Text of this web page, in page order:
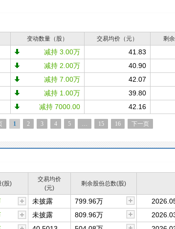
变动数量（股） 交易均价（元） 剩
减持 3.00万
41.83
减持 2.00万
40.90
减持 7.00万
42.07
减持 1.00万
39.80
减持 7000.00 42.16
1 2 3 4 5 … 15 16 下一页
(股)
交易均价
(元)
剩余股份总数(股)
未披露 799.96万
未披露 809.96万